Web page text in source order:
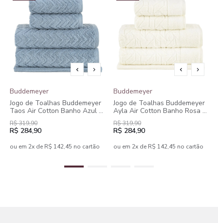
Buddemeyer
Jogo de Toalhas Buddemeyer
Taos Air Cotton Banho Azul 5
peças
R$ 319,90
R$ 284,90
ou em 2x de R$ 142,45 no cartão
Buddemeyer
Jogo de Toalhas Buddemeyer
Ayla Air Cotton Banho Rosa 5
peças
R$ 319,90
R$ 284,90
ou em 2x de R$ 142,45 no cartão